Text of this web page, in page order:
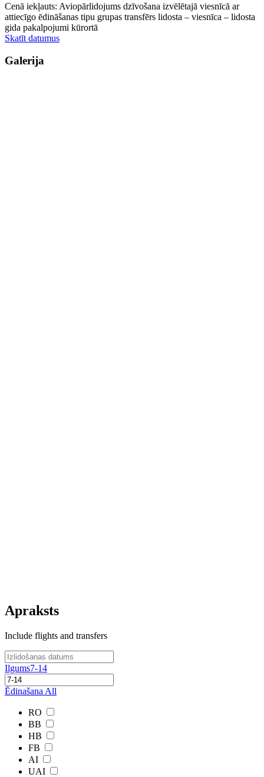
Cenā iekļauts: Aviopārlidojums dzīvošana izvēlētajā viesnīcā ar
attiecīgo ēdināšanas tipu grupas transfērs lidosta – viesnīca – lidosta
gida pakalpojumi kūrortā
Skatīt datumus
Galerija
Apraksts
Include flights and transfers
Ilgums7-14
Ēdinašana All
RO
BB
HB
FB
AI
UAI